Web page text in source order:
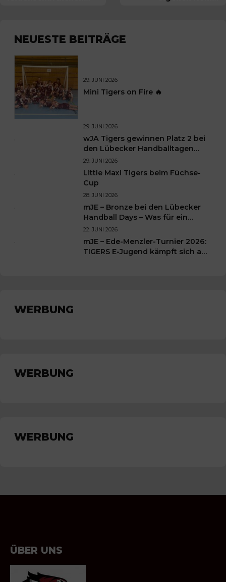
NEUESTE BEITRÄGE
29. JUNI 2026
Mini Tigers on Fire 🔥
29. JUNI 2026
wJA Tigers gewinnen Platz 2 bei
den Lübecker Handballtagen
2026
29. JUNI 2026
Little Maxi Tigers beim Füchse-
Cup
28. JUNI 2026
mJE – Bronze bei den Lübecker
Handball Days – Was für ein
Wochenende für unsere kleinen
TIGERS
22. JUNI 2026
mJE – Ede-Menzler-Turnier 2026:
TIGERS E-Jugend kämpft sich auf
WERBUNG
WERBUNG
WERBUNG
ÜBER UNS